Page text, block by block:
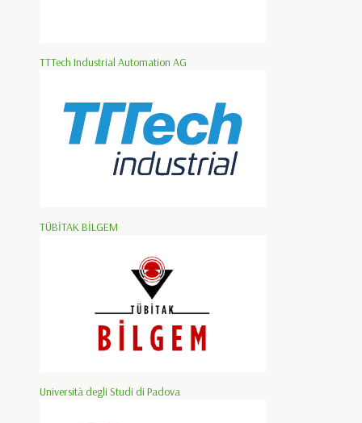
TTTech Industrial Automation AG
TÜBİTAK BİLGEM
Università degli Studi di Padova